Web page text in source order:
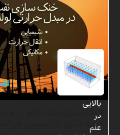
خنک سازی نفت خام در مبدل
شبیه سازی با انسیس فلوئنت
(ANSYS
Fluent)
است.
همکاران
متخصص
ما
از
دانش
بالایی
در
علم